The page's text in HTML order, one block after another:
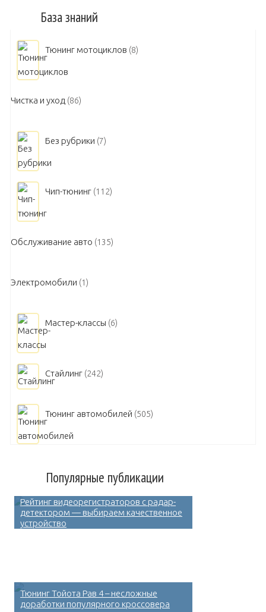
База знаний
Тюнинг мотоциклов (8)
Чистка и уход (86)
Без рубрики (7)
Чип-тюнинг (112)
Обслуживание авто (135)
Электромобили (1)
Мастер-классы (6)
Стайлинг (242)
Тюнинг автомобилей (505)
Популярные публикации
Рейтинг видеорегистраторов с радар-
детектором — выбираем качественное
устройство
Тюнинг Тойота Рав 4 – несложные
доработки популярного кроссовера